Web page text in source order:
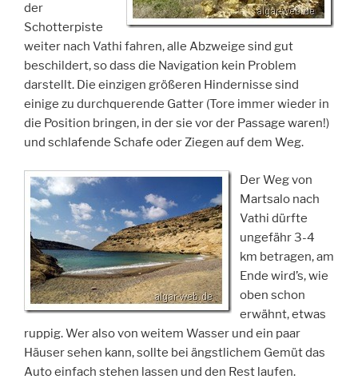
der
Schotterpiste
weiter nach Vathi fahren, alle Abzweige sind gut
beschildert, so dass die Navigation kein Problem
darstellt. Die einzigen größeren Hindernisse sind
einige zu durchquerende Gatter (Tore immer wieder in
die Position bringen, in der sie vor der Passage waren!)
und schlafende Schafe oder Ziegen auf dem Weg.
Der Weg von
Martsalo nach
Vathi dürfte
ungefähr 3-4
km betragen, am
Ende wird’s, wie
oben schon
erwähnt, etwas
ruppig. Wer also von weitem Wasser und ein paar
Häuser sehen kann, sollte bei ängstlichem Gemüt das
Auto einfach stehen lassen und den Rest laufen.